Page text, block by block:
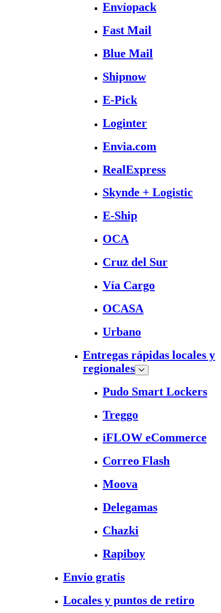
Envíopack
Fast Mail
Blue Mail
Shipnow
E-Pick
Loginter
Envia.com
RealExpress
Skynde + Logistic
E-Ship
OCA
Cruz del Sur
Vía Cargo
OCASA
Urbano
Entregas rápidas locales y
regionales
Pudo Smart Lockers
Treggo
iFLOW eCommerce
Correo Flash
Moova
Delegamas
Chazki
Rapiboy
Envío gratis
Locales y puntos de retiro